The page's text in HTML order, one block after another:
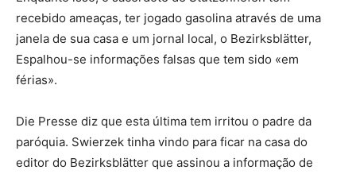
recebido ameaças, ter jogado gasolina através de uma
janela de sua casa e um jornal local, o Bezirksblätter,
Espalhou-se informações falsas que tem sido «em
férias».
Die Presse diz que esta última tem irritou o padre da
paróquia. Swierzek tinha vindo para ficar na casa do
editor do Bezirksblätter que assinou a informação de